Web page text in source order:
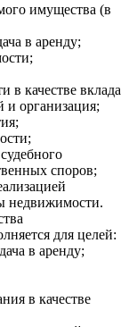
имущества (в
в аренду;
в качестве вклада
и организация;
споров;
недвижимости.
для целей:
в аренду;
в качестве